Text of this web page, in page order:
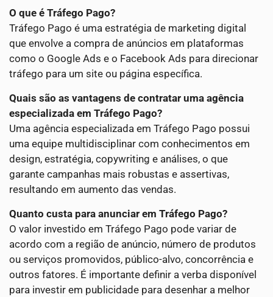
O que é Tráfego Pago?
Tráfego Pago é uma estratégia de marketing digital
que envolve a compra de anúncios em plataformas
como o Google Ads e o Facebook Ads para direcionar
tráfego para um site ou página específica.
Quais são as vantagens de contratar uma agência
especializada em Tráfego Pago?
Uma agência especializada em Tráfego Pago possui
uma equipe multidisciplinar com conhecimentos em
design, estratégia, copywriting e análises, o que
garante campanhas mais robustas e assertivas,
resultando em aumento das vendas.
Quanto custa para anunciar em Tráfego Pago?
O valor investido em Tráfego Pago pode variar de
acordo com a região de anúncio, número de produtos
ou serviços promovidos, público-alvo, concorrência e
outros fatores. É importante definir a verba disponível
para investir em publicidade para desenhar a melhor